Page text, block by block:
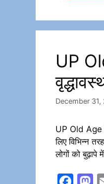
UP
December 31,
UP Old Age
लिए विभिन्न
लोगों को बुढ़ापे